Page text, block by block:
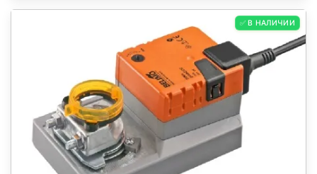
✅ В НАЛИЧИИ